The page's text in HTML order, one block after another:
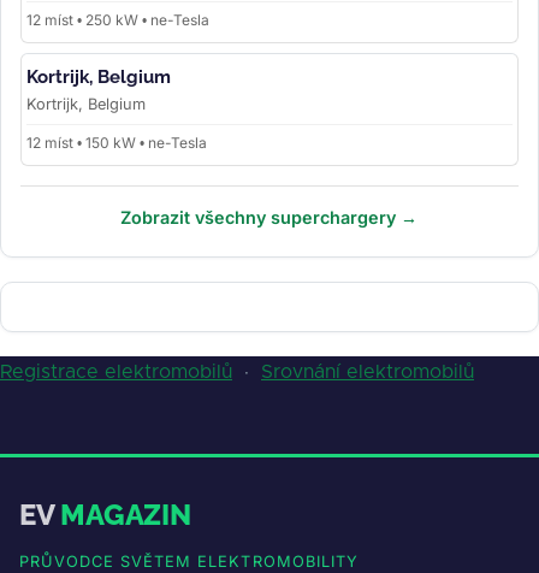
12 míst • 250 kW • ne-Tesla
Kortrijk, Belgium
Kortrijk, Belgium
12 míst • 150 kW • ne-Tesla
Zobrazit všechny superchargery →
Registrace elektromobilů · Srovnání elektromobilů
EVMAGAZIN
PRŮVODCE SVĚTEM ELEKTROMOBILITY